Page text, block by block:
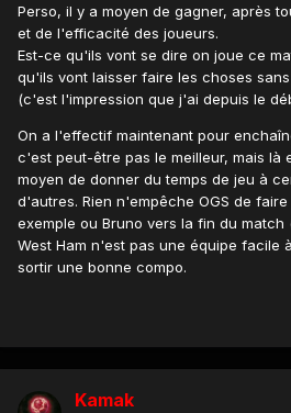
Perso, il y a moyen de gagner, après
et de l'efficacité des joueurs.
Est-ce qu'ils vont se dire on joue ce
qu'ils vont laisser faire les choses
(c'est l'impression que j'ai depuis le
On a l'effectif maintenant pour
c'est peut-être pas le meilleur, mais là
moyen de donner du temps de jeu à
d'autres. Rien n'empêche OGS de
exemple ou Bruno vers la fin du match
West Ham n'est pas une équipe facile
sortir une bonne compo.
Kamak